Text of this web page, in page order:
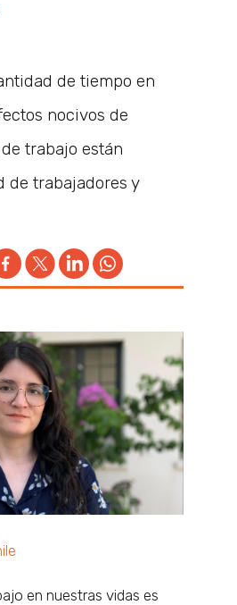
de tiempo en
nocivos de
trabajo están
de trabajadores y
en nuestras vidas es